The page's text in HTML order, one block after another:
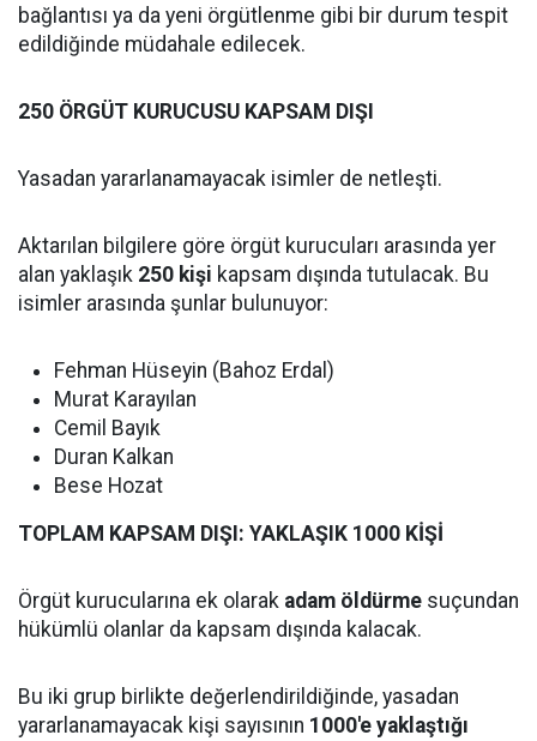
bağlantısı ya da yeni örgütlenme gibi bir durum tespit
edildiğinde müdahale edilecek.
250 ÖRGÜT KURUCUSU KAPSAM DIŞI
Yasadan yararlanamayacak isimler de netleşti.
Aktarılan bilgilere göre örgüt kurucuları arasında yer
alan yaklaşık 250 kişi kapsam dışında tutulacak. Bu
isimler arasında şunlar bulunuyor:
Fehman Hüseyin (Bahoz Erdal)
Murat Karayılan
Cemil Bayık
Duran Kalkan
Bese Hozat
TOPLAM KAPSAM DIŞI: YAKLAŞIK 1000 KİŞİ
Örgüt kurucularına ek olarak adam öldürme suçundan
hükümlü olanlar da kapsam dışında kalacak.
Bu iki grup birlikte değerlendirildiğinde, yasadan
yararlanamayacak kişi sayısının 1000'e yaklaştığı